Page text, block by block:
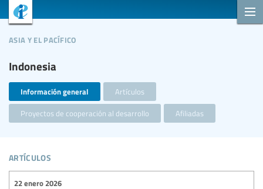
Indonesia
asia y el pacífico
Información general Artículos
Proyectos de cooperación al desarrollo Afiliadas
artículos
22 enero 2026